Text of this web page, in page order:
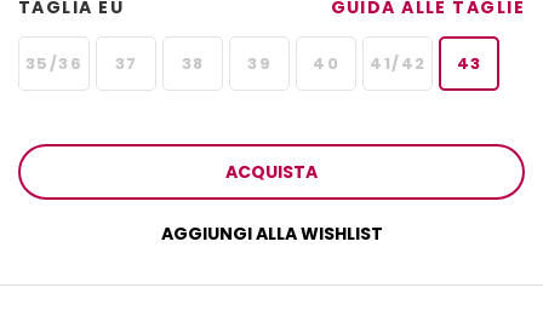
TAGLIA EU GUIDA ALLE TAGLIE
35/36 37 38 39 40 41/42 43
ACQUISTA
AGGIUNGI ALLA WISHLIST